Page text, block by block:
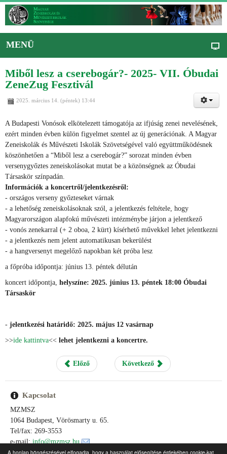
A honlap böngészésével elfogadja, hogy a használat elősegítése érdekében cookie-kat
MENÜ
Miből lesz a cserebogár?- 2025- VII. Óbudai
ZeneZug Fesztivál
2025. március 14. (péntek) 13:44
A Budapesti Vonósok elkötelezett támogatója az ifjúság zenei nevelésének,
ezért minden évben külön figyelmet szentel az új generációnak. A Magyar
Zeneiskolák és Művészeti Iskolák Szövetségével való együttműködésnek
köszönhetően a “Miből lesz a cserebogár?” sorozat minden évben
versenygyőztes zeneiskolásokat mutat be a közönségnek az Óbudai
Társaskör színpadán.
Információk a koncertről/jelentkezésről:
- országos verseny győzteseket várnak
- a lehetőség zeneiskolásoknak szól, a jelentkezés feltétele, hogy
Magyarországon alapfokú művészeti intézménybe járjon a jelentkező
- vonós zenekarral (+ 2 oboa, 2 kürt) kísérhető művekkel lehet jelentkezni
- a jelentkezés nem jelent automatikusan bekerülést
- a hangversenyt megelőző napokban két próba lesz
a főpróba időpontja: június 13. péntek délután
koncert időpontja, helyszíne: 2025. június 13. péntek 18:00 Óbudai
Társaskör
- jelentkezési határidő: 2025. május 12 vasárnap
>>ide kattintva<< lehet jelentkezni a koncertre.
Előző Következő
Kapcsolat
MZMSZ
1064 Budapest, Vörösmarty u. 65.
Tel/fax: 269-3553
e-mail: info@mzmsz.hu
e-mail:ertektar@mzmsz.hu